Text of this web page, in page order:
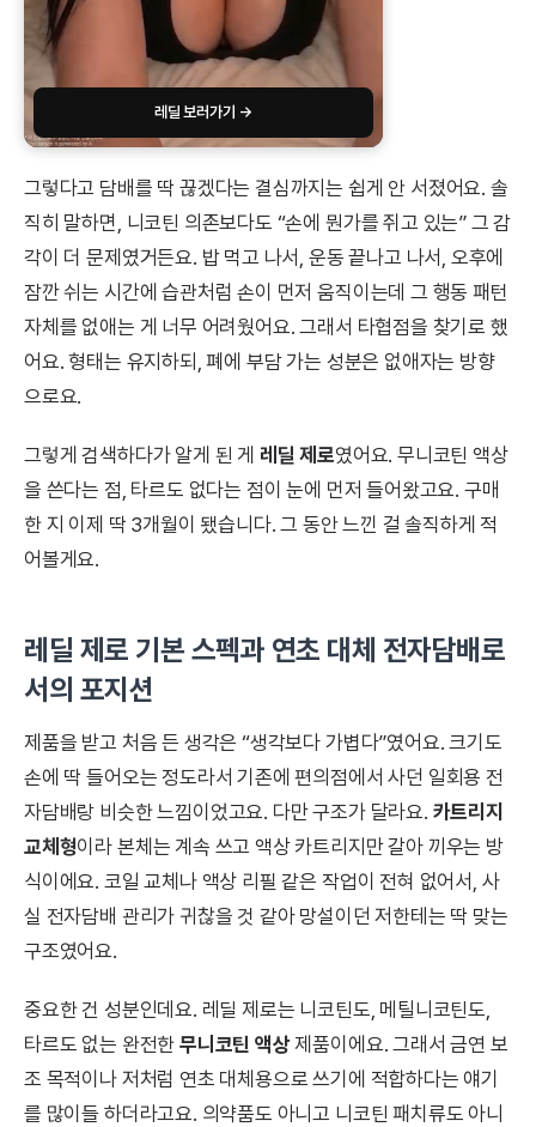
레딜 보러가기 →
그렇다고 담배를 딱 끊겠다는 결심까지는 쉽게 안 서졌어요. 솔
직히 말하면, 니코틴 의존보다도 “손에 뭔가를 쥐고 있는” 그 감
각이 더 문제였거든요. 밥 먹고 나서, 운동 끝나고 나서, 오후에
잠깐 쉬는 시간에 습관처럼 손이 먼저 움직이는데 그 행동 패턴
자체를 없애는 게 너무 어려웠어요. 그래서 타협점을 찾기로 했
어요. 형태는 유지하되, 폐에 부담 가는 성분은 없애자는 방향
으로요.
그렇게 검색하다가 알게 된 게 레딜 제로였어요. 무니코틴 액상
을 쓴다는 점, 타르도 없다는 점이 눈에 먼저 들어왔고요. 구매
한 지 이제 딱 3개월이 됐습니다. 그 동안 느낀 걸 솔직하게 적
어볼게요.
레딜 제로 기본 스펙과 연초 대체 전자담배로
서의 포지션
제품을 받고 처음 든 생각은 “생각보다 가볍다”였어요. 크기도
손에 딱 들어오는 정도라서 기존에 편의점에서 사던 일회용 전
자담배랑 비슷한 느낌이었고요. 다만 구조가 달라요. 카트리지
교체형이라 본체는 계속 쓰고 액상 카트리지만 갈아 끼우는 방
식이에요. 코일 교체나 액상 리필 같은 작업이 전혀 없어서, 사
실 전자담배 관리가 귀찮을 것 같아 망설이던 저한테는 딱 맞는
구조였어요.
중요한 건 성분인데요. 레딜 제로는 니코틴도, 메틸니코틴도,
타르도 없는 완전한 무니코틴 액상제품이에요. 그래서 금연 보
조 목적이나 저처럼 연초 대체용으로 쓰기에 적합하다는 얘기
를 많이들 하더라고요. 의약품도 아니고 니코틴 패치류도 아니